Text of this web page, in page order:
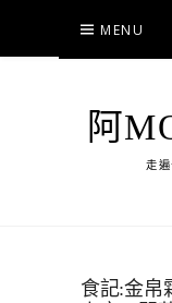
content
MENU
阿
走
食記:金帛